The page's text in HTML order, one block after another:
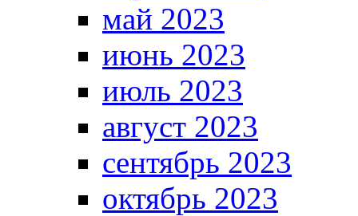
май 2023
июнь 2023
июль 2023
август 2023
сентябрь 2023
октябрь 2023